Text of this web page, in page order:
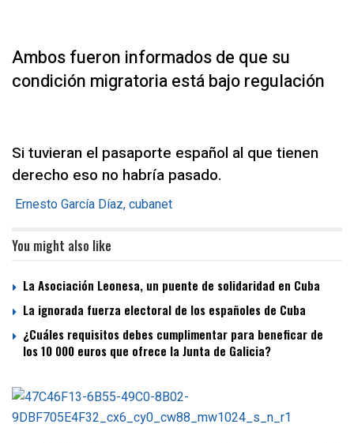
Ambos fueron informados de que su
condición migratoria está bajo regulación
Si tuvieran el pasaporte español al que tienen
derecho eso no habría pasado.
Ernesto García Díaz, cubanet
You might also like
La Asociación Leonesa, un puente de solidaridad en Cuba
La ignorada fuerza electoral de los españoles de Cuba
¿Cuáles requisitos debes cumplimentar para beneficar de
los 10 000 euros que ofrece la Junta de Galicia?